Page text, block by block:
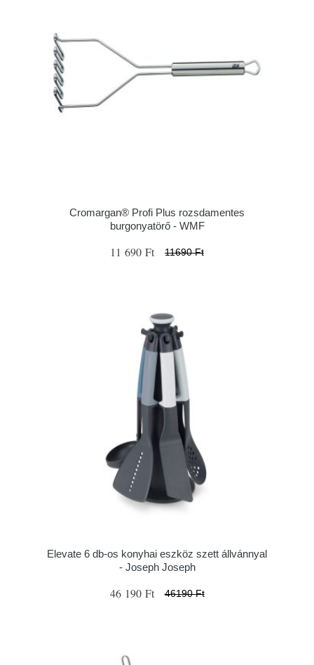
Cromargan® Profi Plus rozsdamentes
burgonyatörő - WMF
11 690 Ft 11690 Ft
Elevate 6 db-os konyhai eszköz szett állvánnyal
- Joseph Joseph
46 190 Ft 46190 Ft